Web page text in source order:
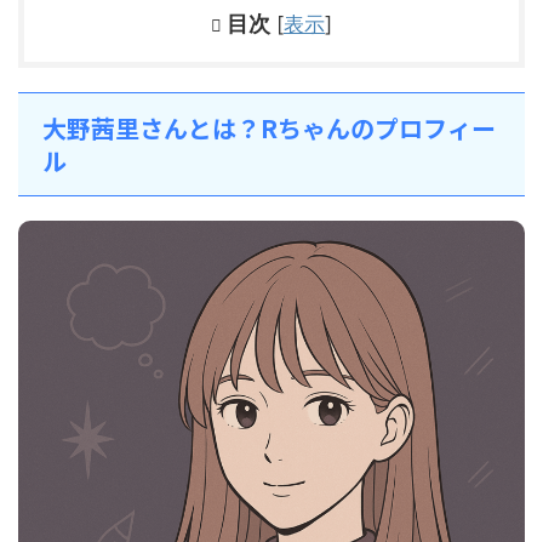
目次 [表示]
大野茜里さんとは？Rちゃんのプロフィー
ル